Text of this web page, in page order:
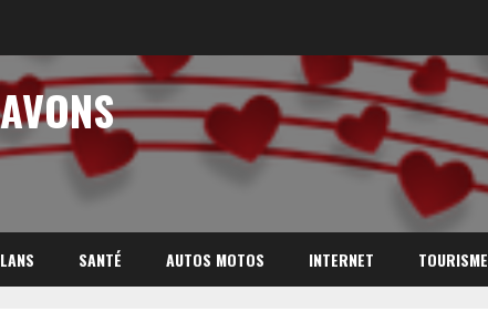
SANTÉ AUTOS MOTOS INTERNET TOURISME